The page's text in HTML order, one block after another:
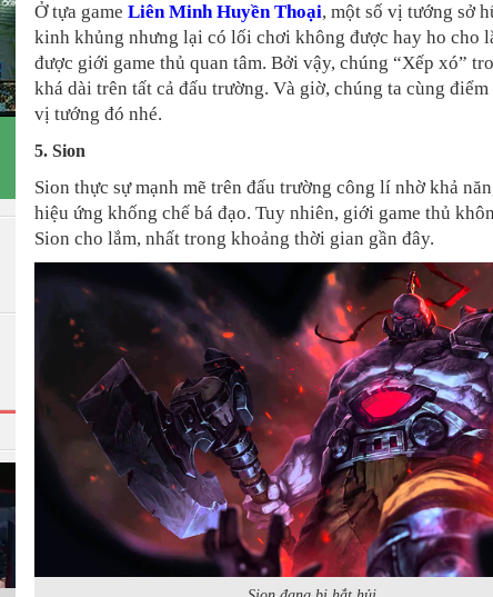
Ở tựa game Liên Minh Huyền Thoại, một số vị tướng sở
kinh khủng nhưng lại có lối chơi không được hay ho cho
được giới game thủ quan tâm. Bởi vậy, chúng “Xếp xó”
khá dài trên tất cả đấu trường. Và giờ, chúng ta cùng điểm
vị tướng đó nhé.
5. Sion
Sion thực sự mạnh mẽ trên đấu trường công lí nhờ khả
hiệu ứng khống chế bá đạo. Tuy nhiên, giới game thủ
Sion cho lắm, nhất trong khoảng thời gian gần đây.